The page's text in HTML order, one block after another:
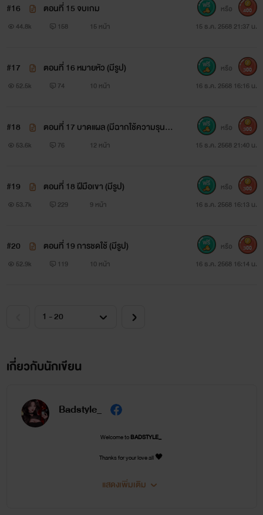
#16 ตอนที่ 15 จบเกม
44.8k 158 15 หน้า 15 ธ.ค. 2568 21:37 น.
หรือ 400
#17 ตอนที่ 16 หมายหัว (มีรูป)
52.5k 74 10 หน้า 16 ธ.ค. 2568 16:16 น.
หรือ 300
#18
ตอนที่ 17 บาดแผล (มีฉากใช้ความรุนแร
ง/ทำร้ายร่างกาย)
53.6k 76 12 หน้า 15 ธ.ค. 2568 21:40 น.
หรือ 300
#19 ตอนที่ 18 ฝีมือเขา (มีรูป)
53.7k 229 9 หน้า 16 ธ.ค. 2568 16:13 น.
หรือ 300
#20 ตอนที่ 19 การชดใช้ (มีรูป)
52.9k 119 10 หน้า 16 ธ.ค. 2568 16:14 น.
หรือ 300
เกี่ยวกับนักเขียน
Badstyle_
Welcome toBADSTYLE_
Thanks for your love all 🖤
แสดงเพิ่มเติม